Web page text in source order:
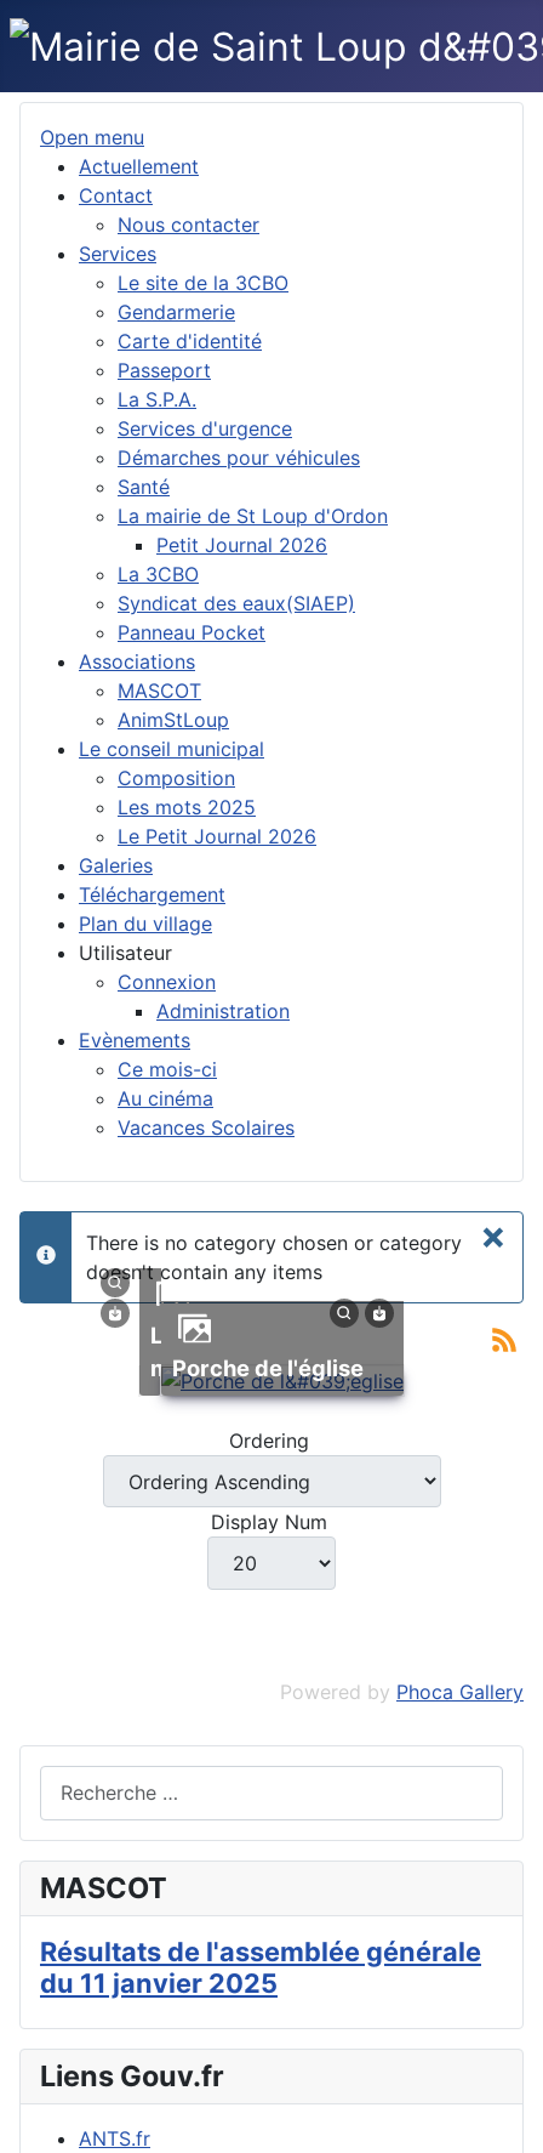
Open menu
Actuellement
Contact
Nous contacter
Services
Le site de la 3CBO
Gendarmerie
Carte d'identité
Passeport
La S.P.A.
Services d'urgence
Démarches pour véhicules
Santé
La mairie de St Loup d'Ordon
Petit Journal 2026
La 3CBO
Syndicat des eaux(SIAEP)
Panneau Pocket
Associations
MASCOT
AnimStLoup
Le conseil municipal
Composition
Les mots 2025
Le Petit Journal 2026
Galeries
Téléchargement
Plan du village
Utilisateur
Connexion
Administration
Evènements
Ce mois-ci
Au cinéma
Vacances Scolaires
×
info
There is no category chosen or category
doesn't contain any items
La
mairiePorche de l'église
Ordering
Display Num
Powered by Phoca Gallery
MASCOT
Résultats de l'assemblée générale
du 11 janvier 2025
Liens Gouv.fr
ANTS.fr